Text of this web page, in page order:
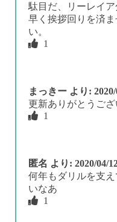
駄目だ、リーレイア
早く挨拶回りを済
い。
1
まっきー より:
更新ありがとうござ
1
匿名 より: 2020/04/
何年もダリルを支
いなあ
1